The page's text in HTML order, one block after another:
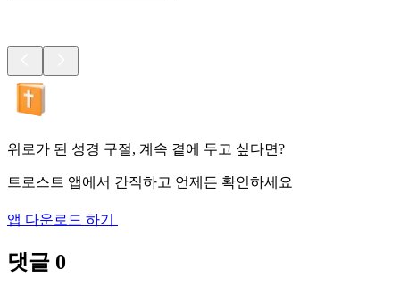
위로가 된 성경 구절, 계속 곁에 두고 싶다면?
트로스트 앱에서 간직하고 언제든 확인하세요
앱 다운로드 하기
댓글 0